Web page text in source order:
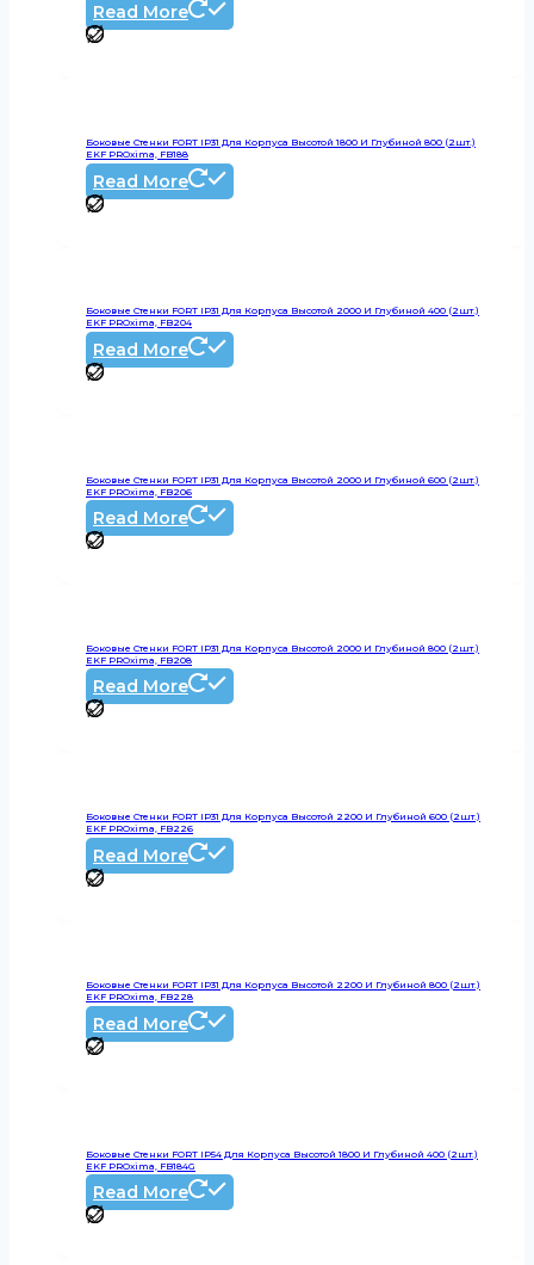
Read More
Боковые Стенки FORT IP31 Для Корпуса Высотой 1800 И Глубиной 800 (2шт.)
EKF PROxima, FB188
Read More
Боковые Стенки FORT IP31 Для Корпуса Высотой 2000 И Глубиной 400 (2шт.)
EKF PROxima, FB204
Read More
Боковые Стенки FORT IP31 Для Корпуса Высотой 2000 И Глубиной 600 (2шт.)
EKF PROxima, FB206
Read More
Боковые Стенки FORT IP31 Для Корпуса Высотой 2000 И Глубиной 800 (2шт.)
EKF PROxima, FB208
Read More
Боковые Стенки FORT IP31 Для Корпуса Высотой 2200 И Глубиной 600 (2шт.)
EKF PROxima, FB226
Read More
Боковые Стенки FORT IP31 Для Корпуса Высотой 2200 И Глубиной 800 (2шт.)
EKF PROxima, FB228
Read More
Боковые Стенки FORT IP54 Для Корпуса Высотой 1800 И Глубиной 400 (2шт.)
EKF PROxima, FB184G
Read More